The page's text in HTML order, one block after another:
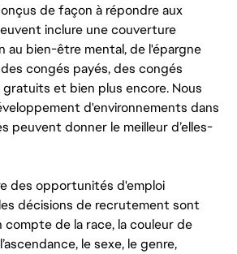
de façon à répondre aux
inclure une couverture
au bien-être mental, de l'épargne
congés payés, des congés
et bien plus encore. Nous
d'environnements dans
peuvent donner le meilleur d’elles-
des opportunités d'emploi
décisions de recrutement sont
compte de la race, la couleur de
le sexe, le genre,